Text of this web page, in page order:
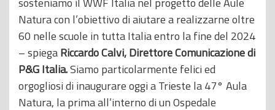
Natura con l’obiettivo di aiutare a realizzarne oltre
60 nelle scuole in tutta Italia entro la fine del 2024
– spiegaRiccardo Calvi, Direttore Comunicazione di
P&G Italia.Siamo particolarmente felici ed
orgogliosi di inaugurare oggi a Trieste la 47° Aula
Natura, la prima all’interno di un Ospedale